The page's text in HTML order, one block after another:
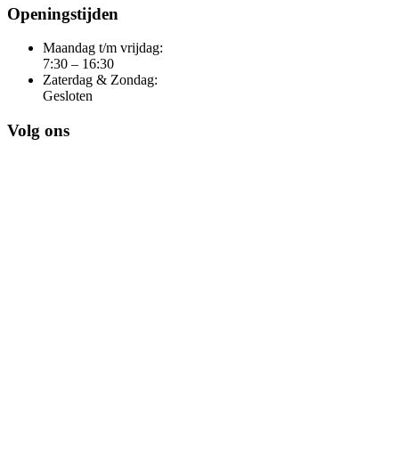
Openingstijden
Maandag t/m vrijdag:
7:30 – 16:30
Zaterdag & Zondag:
Gesloten
Volg ons